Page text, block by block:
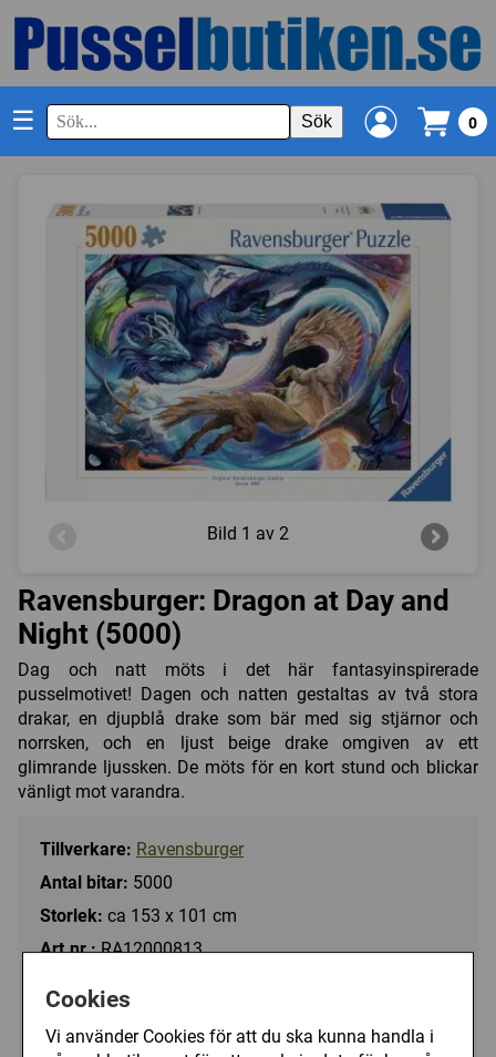
Cookies
Vi använder Cookies för att du ska kunna handla i
☰ Sök 0
Bild 1 av 2
Ravensburger: Dragon at Day and
Night (5000)
Dag och natt möts i det här fantasyinspirerade
pusselmotivet! Dagen och natten gestaltas av två stora
drakar, en djupblå drake som bär med sig stjärnor och
norrsken, och en ljust beige drake omgiven av ett
glimrande ljussken. De möts för en kort stund och blickar
vänligt mot varandra.
Tillverkare: Ravensburger
Antal bitar: 5000
Storlek: ca 153 x 101 cm
Art.nr.:RA12000813
Fantasy/Övrigt